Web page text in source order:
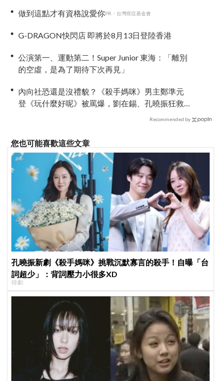
做到這點才有資格說愛你PR・台灣癌症基金會
G-DRAGON快閃店 即將於8月13日登陸香港
公演第一、運動第二！Super Junior 東海：「離別
的空虛，是為了期待下次再見」
內向社恐還是沒禮貌？《殺手媽咪》男主鄭準元
登《玩什麼好呢》被罵爆，劉在錫、孔曉振狂救
Recommended by
您也可能喜歡這些文章
孔曉振新劇《殺手媽咪》挑戰沉默寡言的殺手！自曝「台
詞超少」：背詞壓力小很多XD
韓劇